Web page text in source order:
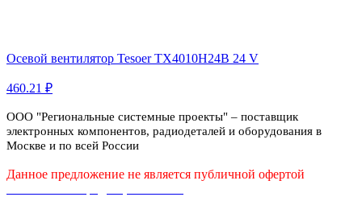
Осевой вентилятор Tesoer TX4010H24B 24 V
460.21 ₽
ООО "Региональные системные проекты" – поставщик
электронных компонентов, радиодеталей и оборудования в
Москве и по всей России
Данное предложение не является публичной офертой